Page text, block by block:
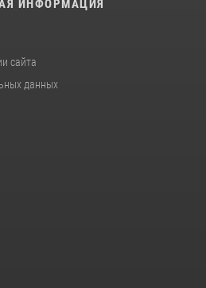
ИНФОРМАЦИЯ
сайта
данных